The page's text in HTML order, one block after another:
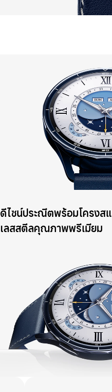
ดีไซน์ประณีตพร้อมโครงส
เลสสตีลคุณภาพพรีเมียม